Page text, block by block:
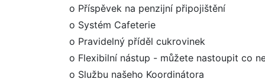
o Příspěvek na penzijní připojištění
o Systém Cafeterie
o Pravidelný příděl cukrovinek
o Flexibilní nástup - můžete nastoupit co
o Službu našeho Koordinátora